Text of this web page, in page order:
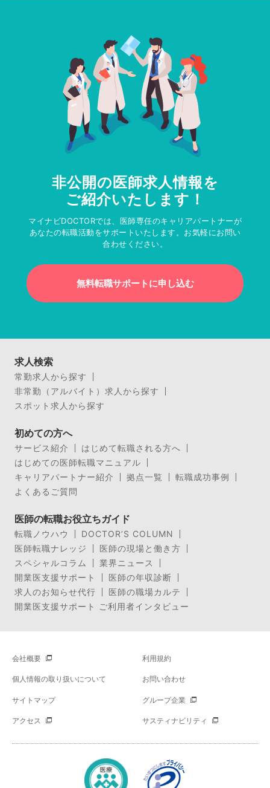
非公開の医師求人情報を
ご紹介いたします！
マイナビDOCTORでは、医師専任のキャリアパートナーが
あなたの転職活動をサポートいたします。お気軽にお問い
合わせください。
無料転職サポートに申し込む
求人検索
常勤求人から探す
非常勤（アルバイト）求人から探す
スポット求人から探す
初めての方へ
サービス紹介
はじめて転職される方へ
はじめての医師転職マニュアル
キャリアパートナー紹介
拠点一覧
転職成功事例
よくあるご質問
医師の転職お役立ちガイド
転職ノウハウ
DOCTOR’S COLUMN
医師転職ナレッジ
医師の現場と働き方
スペシャルコラム
業界ニュース
開業医支援サポート
医師の年収診断
求人のお知らせ代行
医師の職場カルテ
開業医支援サポート ご利用者インタビュー
会社概要 利用規約
個人情報の取り扱いについて お問い合わせ
サイトマップ グループ企業
アクセス サスティナビリティ